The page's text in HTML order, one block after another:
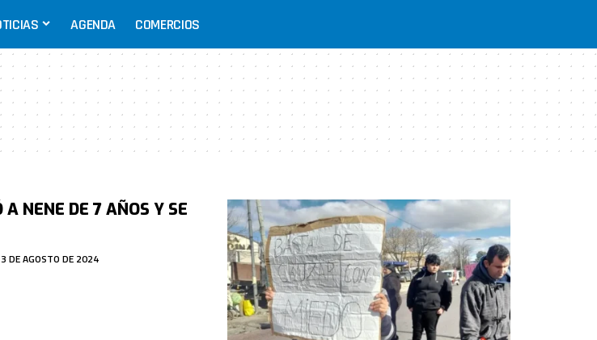
AGENDA COMERCIOS
A NENE DE 7 AÑOS Y SE
DE AGOSTO DE 2024